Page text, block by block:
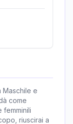
Maschile e
come
femminili
riuscirai a